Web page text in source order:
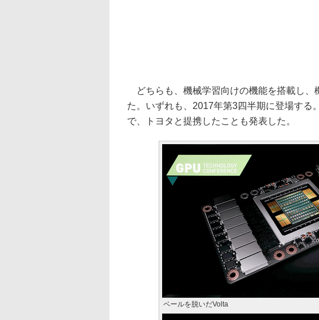
どちらも、機械学習向けの機能を搭載し、
た。いずれも、2017年第3四半期に登場する
で、トヨタと提携したことも発表した。
ベールを脱いだVolta